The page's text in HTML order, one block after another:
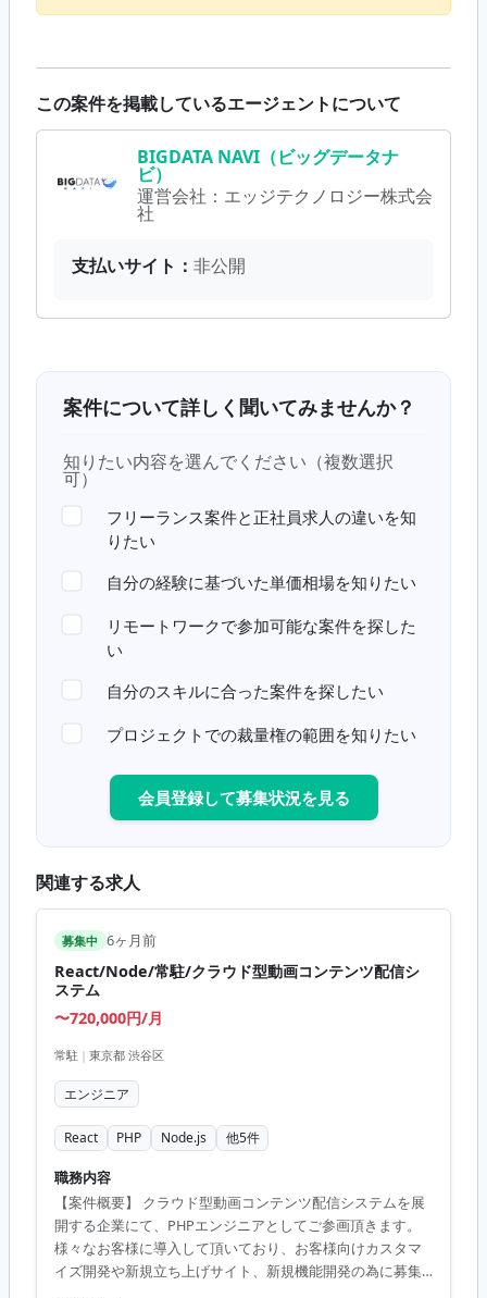
この案件を掲載しているエージェントについて
BIGDATA NAVI（ビッグデータナ
ビ）
運営会社： エッジテクノロジー株式会
社
支払いサイト： 非公開
案件について詳しく聞いてみませんか？
知りたい内容を選んでください（複数選択
可）
フリーランス案件と正社員求人の違いを知
りたい
自分の経験に基づいた単価相場を知りたい
リモートワークで参加可能な案件を探した
い
自分のスキルに合った案件を探したい
プロジェクトでの裁量権の範囲を知りたい
会員登録して募集状況を見る
関連する求人
募集中 6ヶ月前
React/Node/常駐/クラウド型動画コンテンツ配信シ
ステム
〜720,000円/月
常駐 | 東京都 渋谷区
エンジニア
React PHP Node.js 他5件
職務内容
【案件概要】 クラウド型動画コンテンツ配信システムを展
開する企業にて、PHPエンジニアとしてご参画頂きます。
様々なお客様に導入して頂いており、お客様向けカスタマ
イズ開発や新規立ち上げサイト、新規機能開発の為に募集